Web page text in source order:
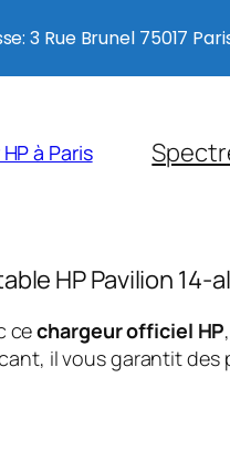
à Paris
HP Pavilion 14-
cechargeur officiel HP
il vous garantit
3 Rue Brunel 75017